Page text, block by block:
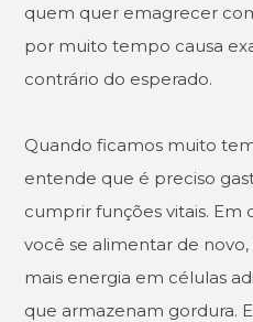
quem quer emagrecer
por muito tempo causa
contrário do esperado.
Quando ficamos muito
entende que é preciso
cumprir funções vitais. Em
você se alimentar de
mais energia em células
que armazenam gordura.